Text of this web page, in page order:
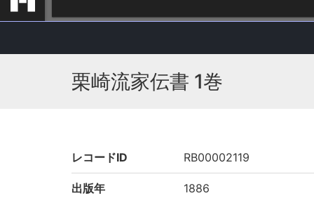
栗崎流家伝書 1巻
レコードID RB00002119
出版年 1886